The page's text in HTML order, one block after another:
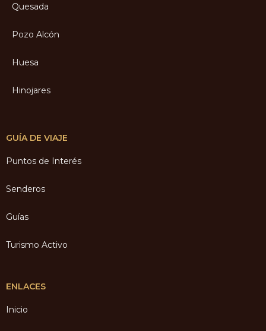
Quesada
Pozo Alcón
Huesa
Hinojares
GUÍA DE VIAJE
Puntos de Interés
Senderos
Guías
Turismo Activo
ENLACES
Inicio